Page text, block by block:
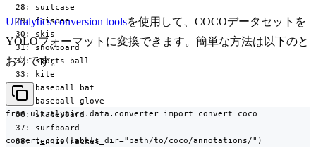
  28: suitcase
  29: frisbee
  30: skis
  31: snowboard
  32: sports ball
  33: kite
  34: baseball bat
  35: baseball glove
  36: skateboard
  37: surfboard
  38: tennis racket
Ultralytics conversion toolsを使用して、COCOデータセットを
YOLOフォーマットに変換できます。簡単な方法は以下のと
おりです。
from ultralytics.data.converter import convert_coco
convert_coco(labels_dir="path/to/coco/annotations/")